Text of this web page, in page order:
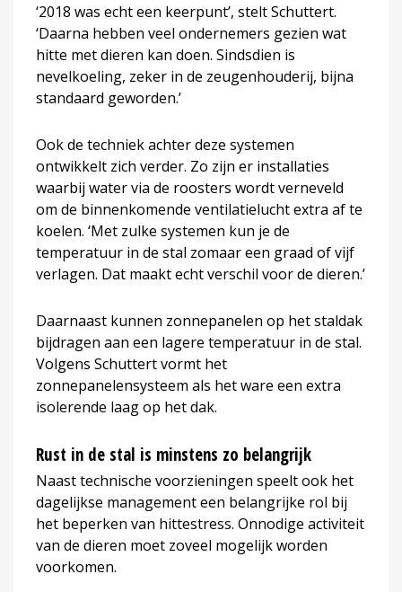
‘2018 was echt een keerpunt’, stelt Schuttert.
‘Daarna hebben veel ondernemers gezien wat
hitte met dieren kan doen. Sindsdien is
nevelkoeling, zeker in de zeugenhouderij, bijna
standaard geworden.’
Ook de techniek achter deze systemen
ontwikkelt zich verder. Zo zijn er installaties
waarbij water via de roosters wordt verneveld
om de binnenkomende ventilatielucht extra af te
koelen. ‘Met zulke systemen kun je de
temperatuur in de stal zomaar een graad of vijf
verlagen. Dat maakt echt verschil voor de dieren.’
Daarnaast kunnen zonnepanelen op het staldak
bijdragen aan een lagere temperatuur in de stal.
Volgens Schuttert vormt het
zonnepanelensysteem als het ware een extra
isolerende laag op het dak.
Rust in de stal is minstens zo belangrijk
Naast technische voorzieningen speelt ook het
dagelijkse management een belangrijke rol bij
het beperken van hittestress. Onnodige activiteit
van de dieren moet zoveel mogelijk worden
voorkomen.